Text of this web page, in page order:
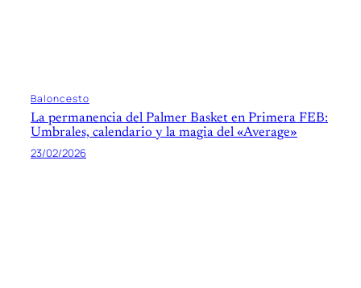
Baloncesto
La permanencia del Palmer Basket en Primera FEB:
Umbrales, calendario y la magia del «Average»
23/02/2026